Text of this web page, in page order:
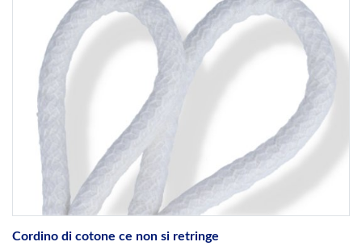
Cordino di cotone ce non si retringe